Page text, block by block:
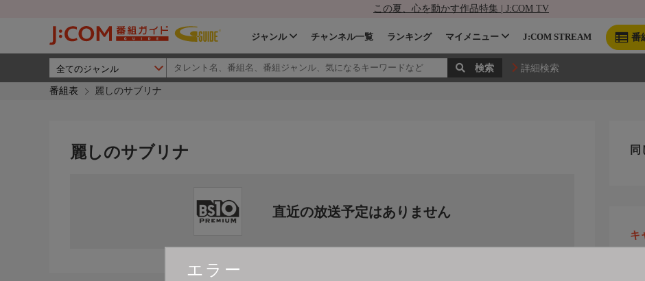
この夏、心を動かす作品特集 | J:COM TV
番
ジャンル チャンネル一覧 ランキング マイメニュー J:COM STREAM
詳細検索
番組表 麗しのサブリナ
エラー
麗しのサブリナ
直近の放送予定はありません
同
キ